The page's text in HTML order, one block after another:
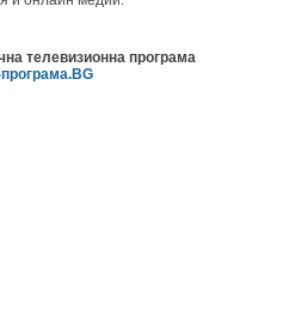
телевизионна програма